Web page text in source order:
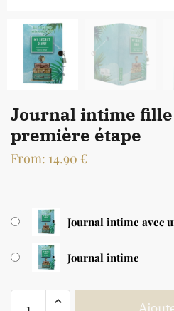
Journal intime fille
première étape
From: 14.90 €
Journal intime avec
Journal intime